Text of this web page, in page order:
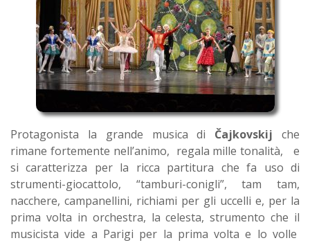
Protagonista la grande musica di Čajkovskij che
rimane fortemente nell’animo, regala mille tonalità, e
si caratterizza per la ricca partitura che fa uso di
strumenti-giocattolo, “tamburi-conigli”, tam tam,
nacchere, campanellini, richiami per gli uccelli e, per la
prima volta in orchestra, la celesta, strumento che il
musicista vide a Parigi per la prima volta e lo volle